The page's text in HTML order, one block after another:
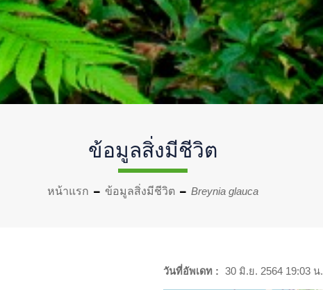
ข้อมูลสิ่งมีชีวิต
หน้าแรก ข้อมูลสิ่งมีชีวิต Breynia glauca
วันที่อัพเดท : 30 มิ.ย. 2564 19:03 น.